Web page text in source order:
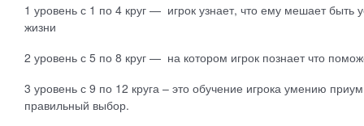
1 уровень с 1 по 4 круг — игрок узнает, что ему мешает
жизни
2 уровень с 5 по 8 круг — на котором игрок познает что
3 уровень с 9 по 12 круга – это обучение игрока умению
правильный выбор.